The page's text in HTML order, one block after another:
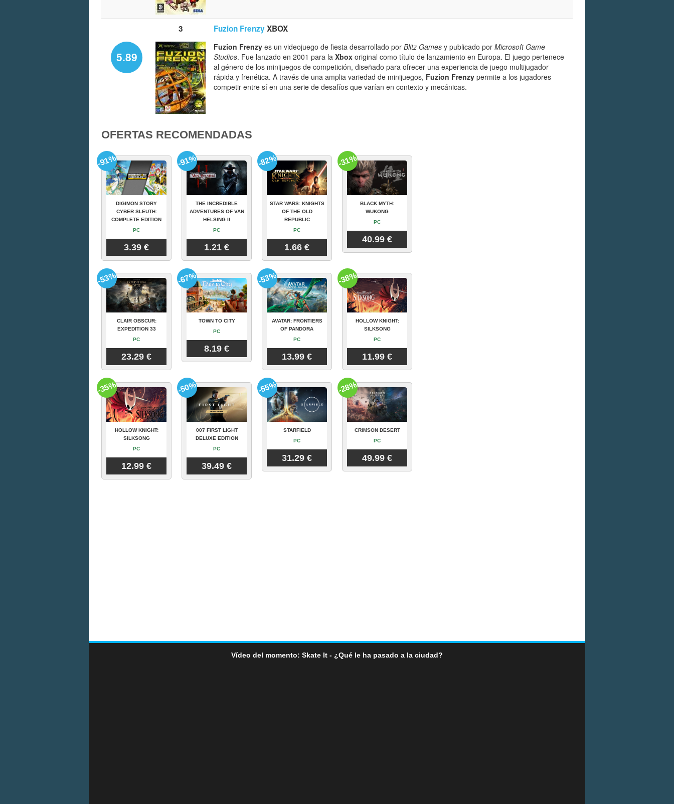
3 Fuzion FrenzyXBOX
5.89
Fuzion Frenzy es un videojuego de fiesta desarrollado por Blitz Games y publicado por Microsoft Game
Studios. Fue lanzado en 2001 para la Xbox original como título de lanzamiento en Europa. El juego pertenece
al género de los minijuegos de competición, diseñado para ofrecer una experiencia de juego multijugador
rápida y frenética. A través de una amplia variedad de minijuegos, Fuzion Frenzy permite a los jugadores
competir entre sí en una serie de desafíos que varían en contexto y mecánicas.
OFERTAS RECOMENDADAS
DIGIMON STORY
CYBER SLEUTH:
COMPLETE EDITION
PC
3.39 €
-91%
THE INCREDIBLE
ADVENTURES OF VAN
HELSING II
PC
1.21 €
-91%
STAR WARS: KNIGHTS
OF THE OLD
REPUBLIC
PC
1.66 €
-82%
BLACK MYTH:
WUKONG
PC
40.99 €
-31%
CLAIR OBSCUR:
EXPEDITION 33
PC
23.29 €
-53%
TOWN TO CITY
PC
8.19 €
-67%
AVATAR: FRONTIERS
OF PANDORA
PC
13.99 €
-53%
HOLLOW KNIGHT:
SILKSONG
PC
11.99 €
-38%
HOLLOW KNIGHT:
SILKSONG
PC
12.99 €
-35%
007 FIRST LIGHT
DELUXE EDITION
PC
39.49 €
-50%
STARFIELD
PC
31.29 €
-55%
CRIMSON DESERT
PC
49.99 €
-28%
Vídeo del momento: Skate It - ¿Qué le ha pasado a la ciudad?